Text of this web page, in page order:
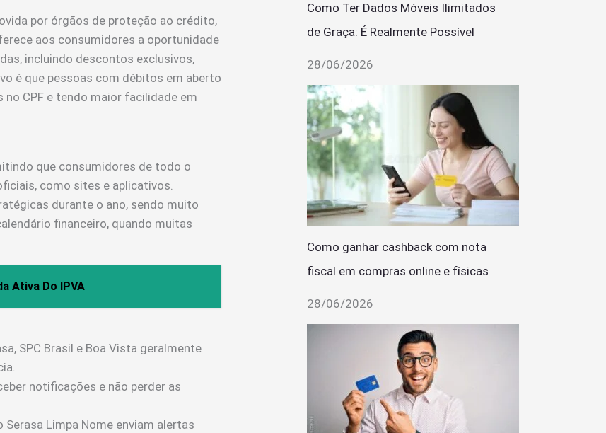
por órgãos de proteção ao crédito,
aos consumidores a oportunidade
incluindo descontos exclusivos,
é que pessoas com débitos em aberto
CPF e tendo maior facilidade em
que consumidores de todo o
como sites e aplicativos.
durante o ano, sendo muito
financeiro, quando muitas
Ativa Do IPVA
SPC Brasil e Boa Vista geralmente
notificações e não perder as
Serasa Limpa Nome enviam alertas
Como Ter Dados Móveis Ilimitados
de Graça: É Realmente Possível
28/06/2026
Como ganhar cashback com nota
fiscal em compras online e físicas
28/06/2026